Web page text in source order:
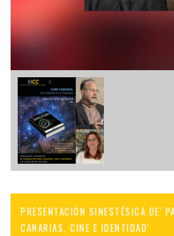
PRESENTACIÓN SINESTÉSICA DE'
CANARIAS, CINE E IDENTIDAD'